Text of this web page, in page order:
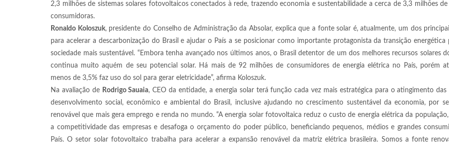
2,3 milhões de sistemas solares fotovoltaicos conectados à rede, trazendo economia e sustentabilidade a cerca de 3,3 milhões
consumidoras.
Ronaldo Koloszuk, presidente do Conselho de Administração da Absolar, explica que a fonte solar é, atualmente, um dos
para acelerar a descarbonização do Brasil e ajudar o País a se posicionar como importante protagonista da transição energética
sociedade mais sustentável. “Embora tenha avançado nos últimos anos, o Brasil detentor de um dos melhores recursos solares
continua muito aquém de seu potencial solar. Há mais de 92 milhões de consumidores de energia elétrica no País, porém
menos de 3,5% faz uso do sol para gerar eletricidade”, afirma Koloszuk.
Na avaliação de Rodrigo Sauaia, CEO da entidade, a energia solar terá função cada vez mais estratégica para o atingimento das
desenvolvimento social, econômico e ambiental do Brasil, inclusive ajudando no crescimento sustentável da economia, por
renovável que mais gera emprego e renda no mundo. “A energia solar fotovoltaica reduz o custo de energia elétrica da
a competitividade das empresas e desafoga o orçamento do poder público, beneficiando pequenos, médios e grandes
País. O setor solar fotovoltaico trabalha para acelerar a expansão renovável da matriz elétrica brasileira. Somos a fonte